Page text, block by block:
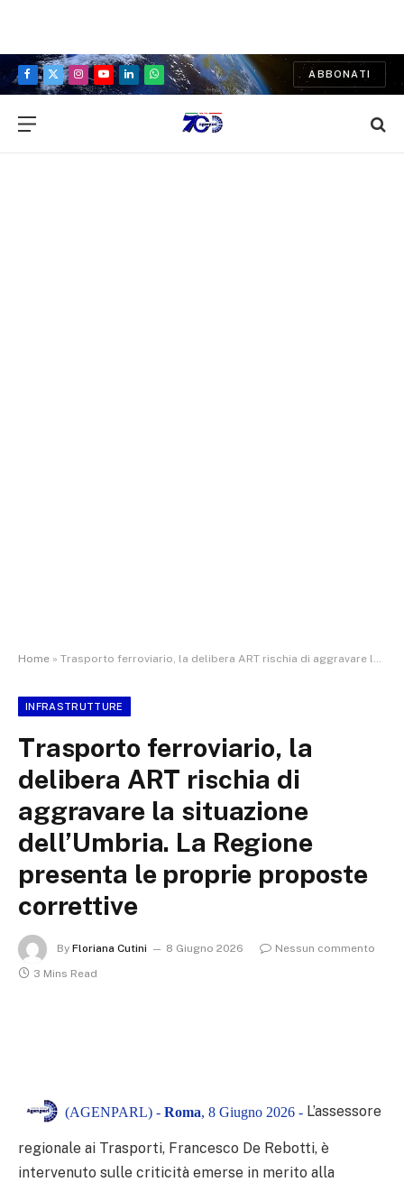
Facebook
X
Instagram
YouTubeLinkedInWhatsApp
ABBONATI
Home » Trasporto ferroviario, la delibera ART rischia di aggravare la situazione dell’Umbria. La Regione presenta le proprie proposte correttive
INFRASTRUTTURE
Trasporto ferroviario, la
delibera ART rischia di
aggravare la situazione
dell’Umbria. La Regione
presenta le proprie proposte
correttive
By Floriana Cutini 8 Giugno 2026
Nessun commento
3 Mins Read
(AGENPARL) - Roma, 8 Giugno 2026 - L’assessore
regionale ai Trasporti, Francesco De Rebotti, è
intervenuto sulle criticità emerse in merito alla